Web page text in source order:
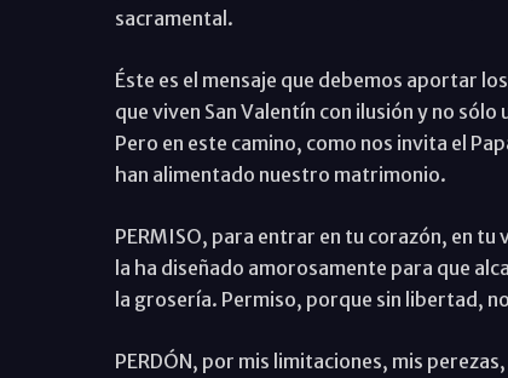
sacramental.
Éste es el mensaje que debemos aportar
que viven San Valentín con ilusión y no
Pero en este camino, como nos invita el
han alimentado nuestro matrimonio.
PERMISO, para entrar en tu corazón, en tu
la ha diseñado amorosamente para que
la grosería. Permiso, porque sin libertad,
PERDÓN, por mis limitaciones, mis